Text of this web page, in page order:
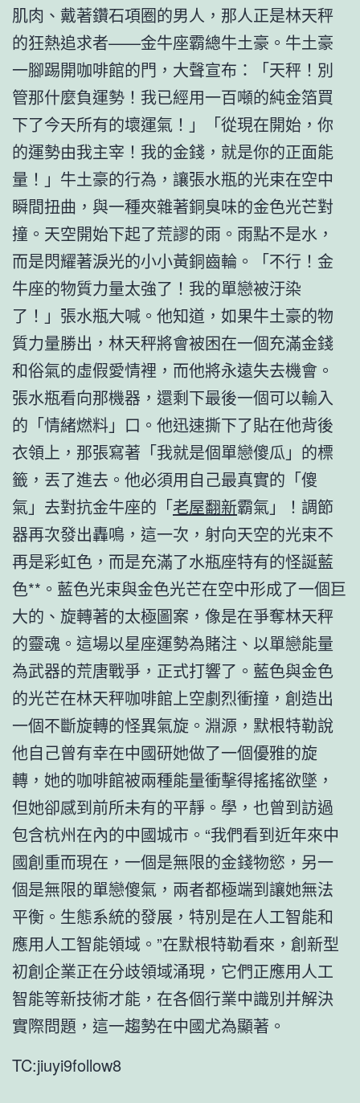
肌肉、戴著鑽石項圈的男人，那人正是林天秤
的狂熱追求者——金牛座霸總牛土豪。牛土豪
一腳踢開咖啡館的門，大聲宣布：「天秤！別
管那什麼負運勢！我已經用一百噸的純金箔買
下了今天所有的壞運氣！」「從現在開始，你
的運勢由我主宰！我的金錢，就是你的正面能
量！」牛土豪的行為，讓張水瓶的光束在空中
瞬間扭曲，與一種夾雜著銅臭味的金色光芒對
撞。天空開始下起了荒謬的雨。雨點不是水，
而是閃耀著淚光的小小黃銅齒輪。「不行！金
牛座的物質力量太強了！我的單戀被汙染
了！」張水瓶大喊。他知道，如果牛土豪的物
質力量勝出，林天秤將會被困在一個充滿金錢
和俗氣的虛假愛情裡，而他將永遠失去機會。
張水瓶看向那機器，還剩下最後一個可以輸入
的「情緒燃料」口。他迅速撕下了貼在他背後
衣領上，那張寫著「我就是個單戀傻瓜」的標
籤，丟了進去。他必須用自己最真實的「傻
氣」去對抗金牛座的「老屋翻新霸氣」！調節
器再次發出轟鳴，這一次，射向天空的光束不
再是彩虹色，而是充滿了水瓶座特有的怪誕藍
色**。藍色光束與金色光芒在空中形成了一個巨
大的、旋轉著的太極圖案，像是在爭奪林天秤
的靈魂。這場以星座運勢為賭注、以單戀能量
為武器的荒唐戰爭，正式打響了。藍色與金色
的光芒在林天秤咖啡館上空劇烈衝撞，創造出
一個不斷旋轉的怪異氣旋。淵源，默根特勒說
他自己曾有幸在中國研她做了一個優雅的旋
轉，她的咖啡館被兩種能量衝擊得搖搖欲墜，
但她卻感到前所未有的平靜。學，也曾到訪過
包含杭州在內的中國城市。“我們看到近年來中
國創重而現在，一個是無限的金錢物慾，另一
個是無限的單戀傻氣，兩者都極端到讓她無法
平衡。生態系統的發展，特別是在人工智能和
應用人工智能領域。”在默根特勒看來，創新型
初創企業正在分歧領域涌現，它們正應用人工
智能等新技術才能，在各個行業中識別并解決
實際問題，這一趨勢在中國尤為顯著。
TC:jiuyi9follow8